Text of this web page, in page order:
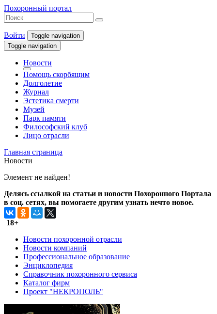
Похоронный портал
Войти
Toggle navigation
Toggle navigation
Новости
Помощь скорбящим
Долголетие
Журнал
Эстетика смерти
Музей
Парк памяти
Философский клуб
Лицо отрасли
Главная страница
Новости
Элемент не найден!
Делясь ссылкой на статьи и новости Похоронного Портала
в соц. сетях, вы помогаете другим узнать нечто новое.
18+
Новости похоронной отрасли
Новости компаний
Профессиональное образование
Энциклопедия
Справочник похоронного сервиса
Каталог фирм
Проект "НЕКРОПОЛЬ"